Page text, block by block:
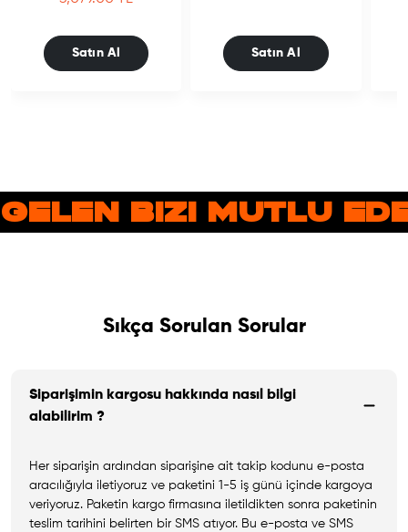
Satın Al Satın Al
BIZI MUTLU
Sıkça Sorulan Sorular
Siparişimin kargosu hakkında nasıl bilgi
alabilirim ?
Her siparişin ardından siparişine ait takip kodunu e-posta
aracılığıyla iletiyoruz ve paketini 1-5 iş günü içinde kargoya
veriyoruz. Paketin kargo firmasına iletildikten sonra paketinin
teslim tarihini belirten bir SMS atıyor. Bu e-posta ve SMS